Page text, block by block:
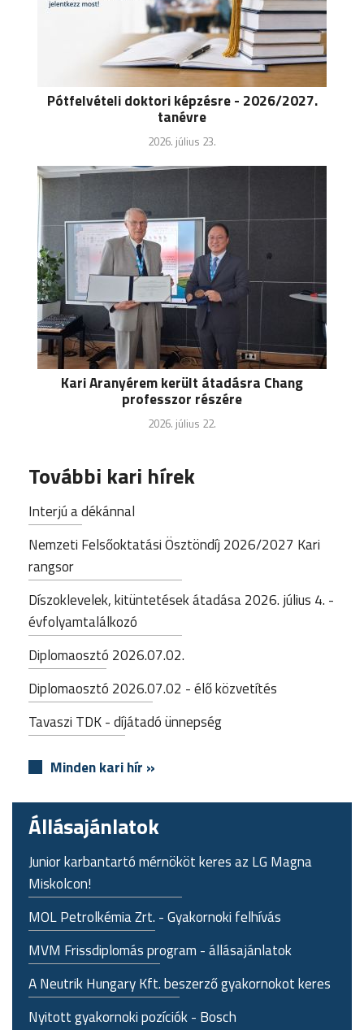
Pótfelvételi doktori képzésre - 2026/2027.
tanévre
2026. július 23.
Kari Aranyérem került átadásra Chang
professzor részére
2026. július 22.
További kari hírek
Interjú a dékánnal
Nemzeti Felsőoktatási Ösztöndíj 2026/2027 Kari
rangsor
Díszoklevelek, kitüntetések átadása 2026. július 4. -
évfolyamtalálkozó
Diplomaosztó 2026.07.02.
Diplomaosztó 2026.07.02 - élő közvetítés
Tavaszi TDK - díjátadó ünnepség
Minden kari hír »
Állásajánlatok
Junior karbantartó mérnököt keres az LG Magna
Miskolcon!
MOL Petrolkémia Zrt. - Gyakornoki felhívás
MVM Frissdiplomás program - állásajánlatok
A Neutrik Hungary Kft. beszerző gyakornokot keres
Nyitott gyakornoki pozíciók - Bosch